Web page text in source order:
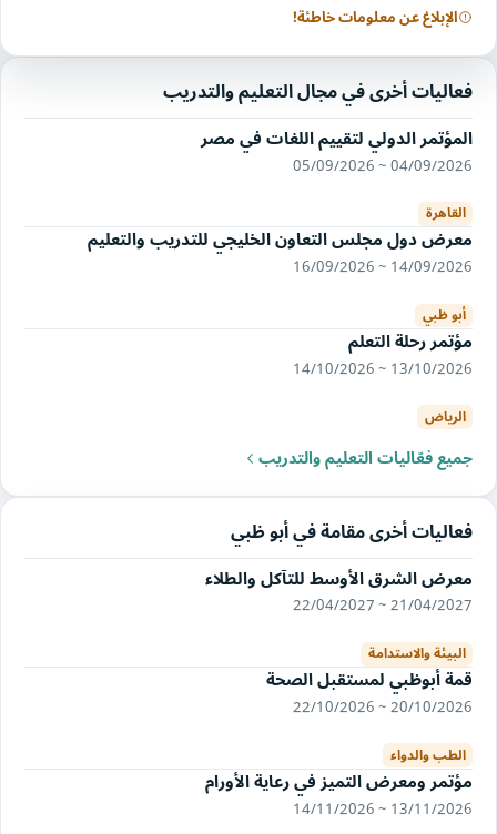
الإبلاغ عن معلومات خاطئة!
فعاليات أخرى في مجال التعليم والتدريب
المؤتمر الدولي لتقييم اللغات في مصر
04/09/2026 ~ 05/09/2026
القاهرة
معرض دول مجلس التعاون الخليجي للتدريب والتعليم
14/09/2026 ~ 16/09/2026
أبو ظبي
مؤتمر رحلة التعلم
13/10/2026 ~ 14/10/2026
الرياض
جميع فعّاليات التعليم والتدريب
فعاليات أخرى مقامة في أبو ظبي
معرض الشرق الأوسط للتآكل والطلاء
21/04/2027 ~ 22/04/2027
البيئة والاستدامة
قمة أبوظبي لمستقبل الصحة
20/10/2026 ~ 22/10/2026
الطب والدواء
مؤتمر ومعرض التميز في رعاية الأورام
13/11/2026 ~ 14/11/2026